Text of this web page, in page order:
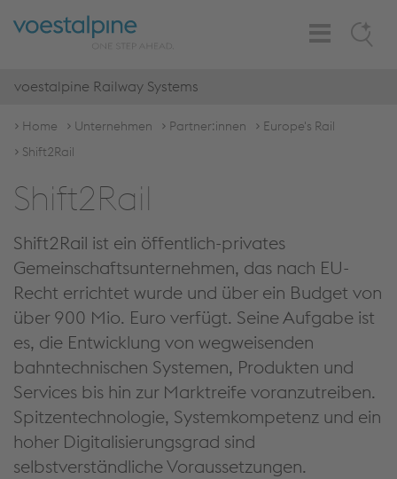
Search
Toggle
Navigation
voestalpine Railway Systems
Home Unternehmen Partner:innen
Europe's Rail
Shift2Rail
Shift2Rail
Shift2Rail ist ein öffentlich-privates
Gemeinschaftsunternehmen, das nach EU-
Recht errichtet wurde und über ein Budget von
über 900 Mio. Euro verfügt. Seine Aufgabe ist
es, die Entwicklung von wegweisenden
bahntechnischen Systemen, Produkten und
Services bis hin zur Marktreife voranzutreiben.
Spitzentechnologie, Systemkompetenz und ein
hoher Digitalisierungsgrad sind
selbstverständliche Voraussetzungen.